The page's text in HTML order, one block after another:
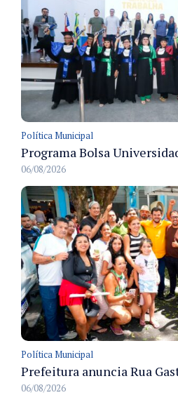
Política Municipal
06/08/2026
Política Municipal
06/08/2026